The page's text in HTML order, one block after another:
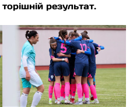
результат.